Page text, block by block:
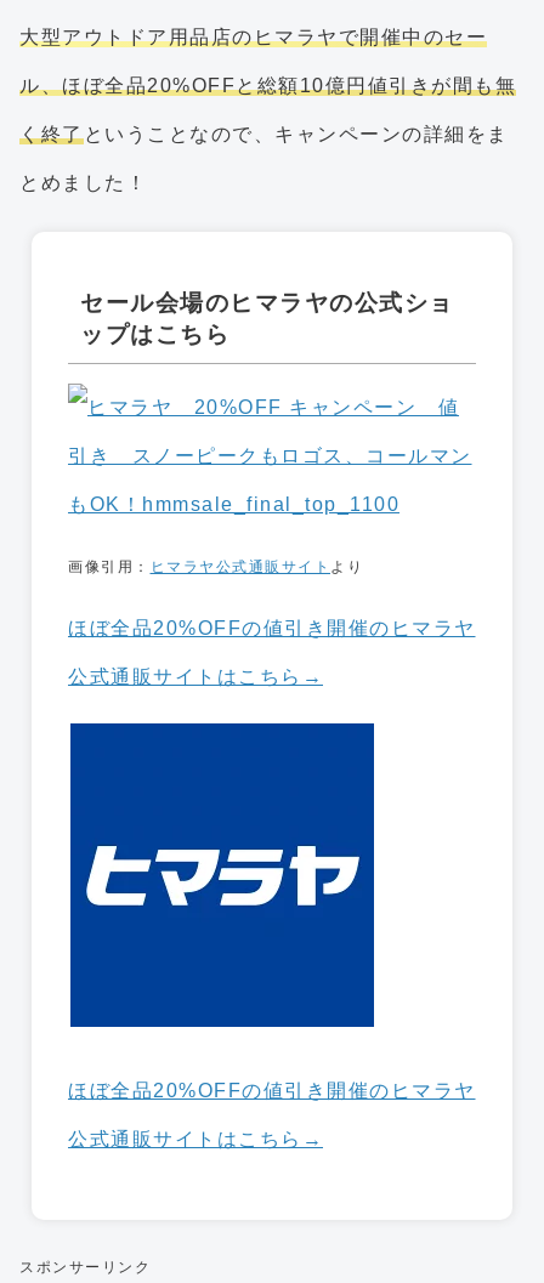
大型アウトドア用品店のヒマラヤで開催中のセー
ル、ほぼ全品20%OFFと総額10億円値引きが間も無
く終了ということなので、キャンペーンの詳細をま
とめました！
セール会場のヒマラヤの公式ショ
ップはこちら
画像引用： ヒマラヤ公式通販サイト より
ほぼ全品20%OFFの値引き開催のヒマラヤ
公式通販サイトはこちら→
ほぼ全品20%OFFの値引き開催のヒマラヤ
公式通販サイトはこちら→
スポンサーリンク